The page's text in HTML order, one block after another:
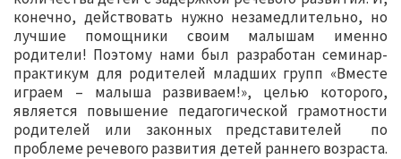
конечно, действовать нужно незамедлительно, но
лучшие помощники своим малышам именно
родители! Поэтому нами был разработан семинар-
практикум для родителей младших групп «Вместе
играем – малыша развиваем!», целью которого,
является повышение педагогической грамотности
родителей или законных представителей по
проблеме речевого развития детей раннего возраста.